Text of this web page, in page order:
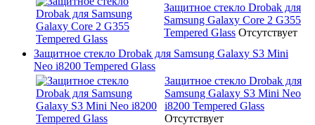
Защитное стекло Drobak для
Samsung Galaxy Core 2 G355
Tempered Glass Отсутствует
Защитное стекло Drobak для Samsung Galaxy S3 Mini
Neo i8200 Tempered Glass
Защитное стекло Drobak для
Samsung Galaxy S3 Mini Neo
i8200 Tempered Glass
Отсутствует